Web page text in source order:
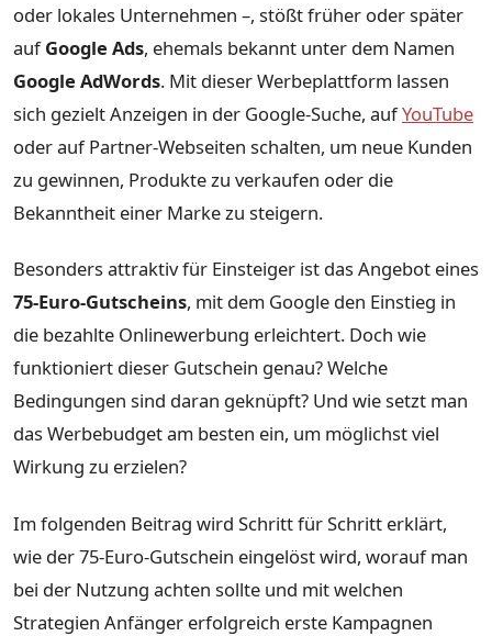
oder lokales Unternehmen –, stößt früher oder später
aufGoogle Ads, ehemals bekannt unter dem Namen
Google AdWords. Mit dieser Werbeplattform lassen
sich gezielt Anzeigen in der Google-Suche, aufYouTube
oder auf Partner-Webseiten schalten, um neue Kunden
zu gewinnen, Produkte zu verkaufen oder die
Bekanntheit einer Marke zu steigern.
Besonders attraktiv für Einsteiger ist das Angebot eines
75-Euro-Gutscheins, mit dem Google den Einstieg in
die bezahlte Onlinewerbung erleichtert. Doch wie
funktioniert dieser Gutschein genau? Welche
Bedingungen sind daran geknüpft? Und wie setzt man
das Werbebudget am besten ein, um möglichst viel
Wirkung zu erzielen?
Im folgenden Beitrag wird Schritt für Schritt erklärt,
wie der 75-Euro-Gutschein eingelöst wird, worauf man
bei der Nutzung achten sollte und mit welchen
Strategien Anfänger erfolgreich erste Kampagnen